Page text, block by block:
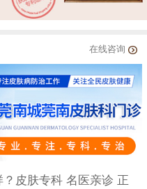
在线咨询
皮肤专科 名医亲诊 正